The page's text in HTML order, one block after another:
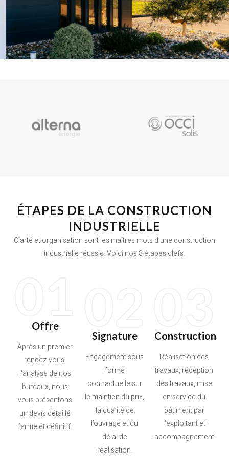
ÉTAPES DE LA CONSTRUCTION
INDUSTRIELLE
Clarté et organisation sont les maîtres mots d’une construction
industrielle réussie. Voici nos 3 étapes clefs.
01
Offre
Après un premier
rendez-vous,
l'analyse de nos
bureaux, nous
vous présentons
un devis détaillé
ferme et définitif.
02
Signature
Engagement sous
forme
contractuelle sur
le maintien du prix,
la qualité de
l’ouvrage et du
délai de
réalisation.
03
Construction
Réalisation des
travaux, réception
des travaux, mise
en service du
bâtiment par
l'exploitant et
accompagnement.